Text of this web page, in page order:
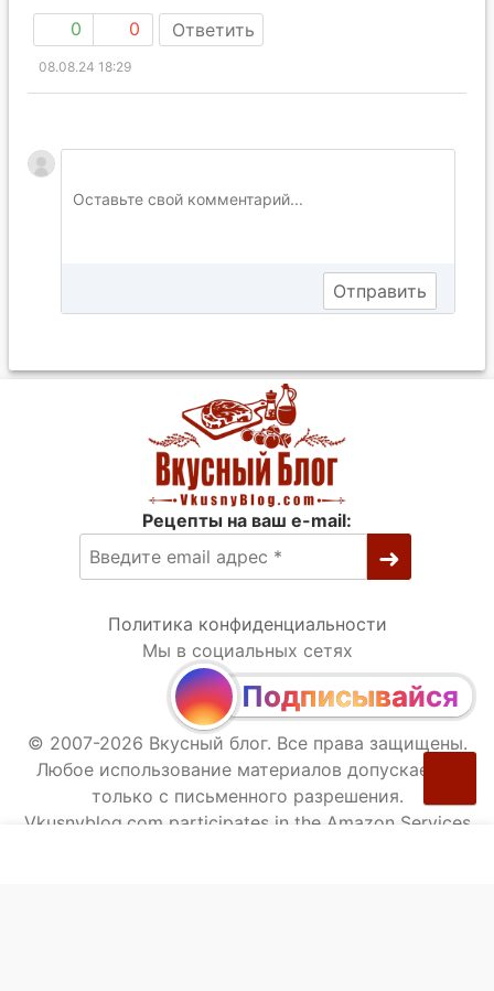
0 0 Ответить
08.08.24 18:29
Рецепты на ваш e-mail:
Политика конфиденциальности
Мы в социальных сетях
Подписывайся
© 2007-2026 Вкусный блог. Все права защищены.
Любое использование материалов допускается
только с письменного разрешения.
Vkusnyblog.com participates in the Amazon Services